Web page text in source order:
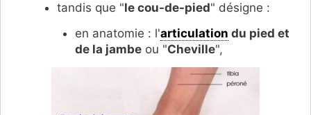
tandis que "le cou-de-pied" désigne :
en anatomie : l'articulation du pied et
de la jambeou "Cheville",